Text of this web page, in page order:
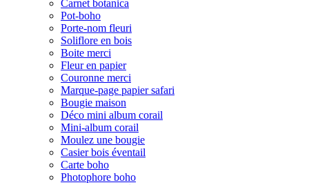
Carnet botanica
Pot-boho
Porte-nom fleuri
Soliflore en bois
Boite merci
Fleur en papier
Couronne merci
Marque-page papier safari
Bougie maison
Déco mini album corail
Mini-album corail
Moulez une bougie
Casier bois éventail
Carte boho
Photophore boho